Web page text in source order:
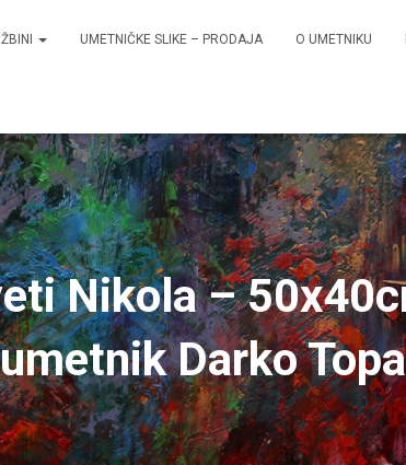
UMETNIČKE SLIKE – PRODAJA O UMETNIKU
Nikola –
Darko